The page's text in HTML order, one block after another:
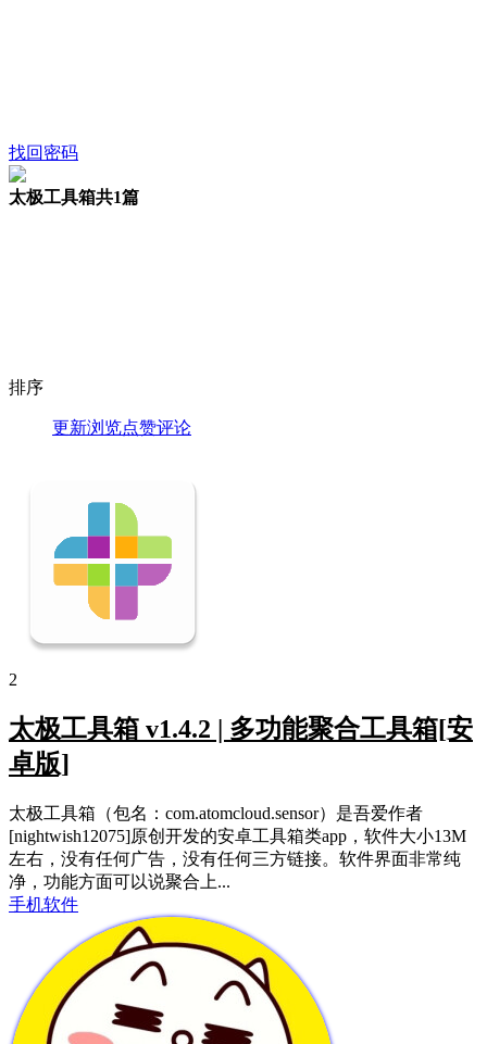
找回密码
太极工具箱共1篇
排序
更新浏览点赞评论
2
太极工具箱 v1.4.2 | 多功能聚合工具箱[安
卓版]
太极工具箱（包名：com.atomcloud.sensor）是吾爱作者
[nightwish12075]原创开发的安卓工具箱类app，软件大小13M
左右，没有任何广告，没有任何三方链接。软件界面非常纯
净，功能方面可以说聚合上...
手机软件